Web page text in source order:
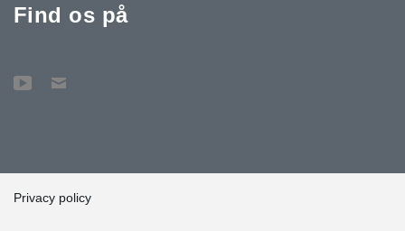
Find os på
Privacy policy